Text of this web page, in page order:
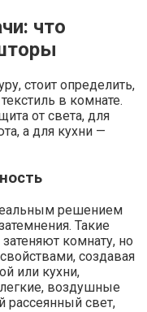
что
стоит определить,
в комнате.
от света, для
а для кухни —
решением
Такие
комнату, но
создавая
или кухни,
воздушные
рассеянный свет,